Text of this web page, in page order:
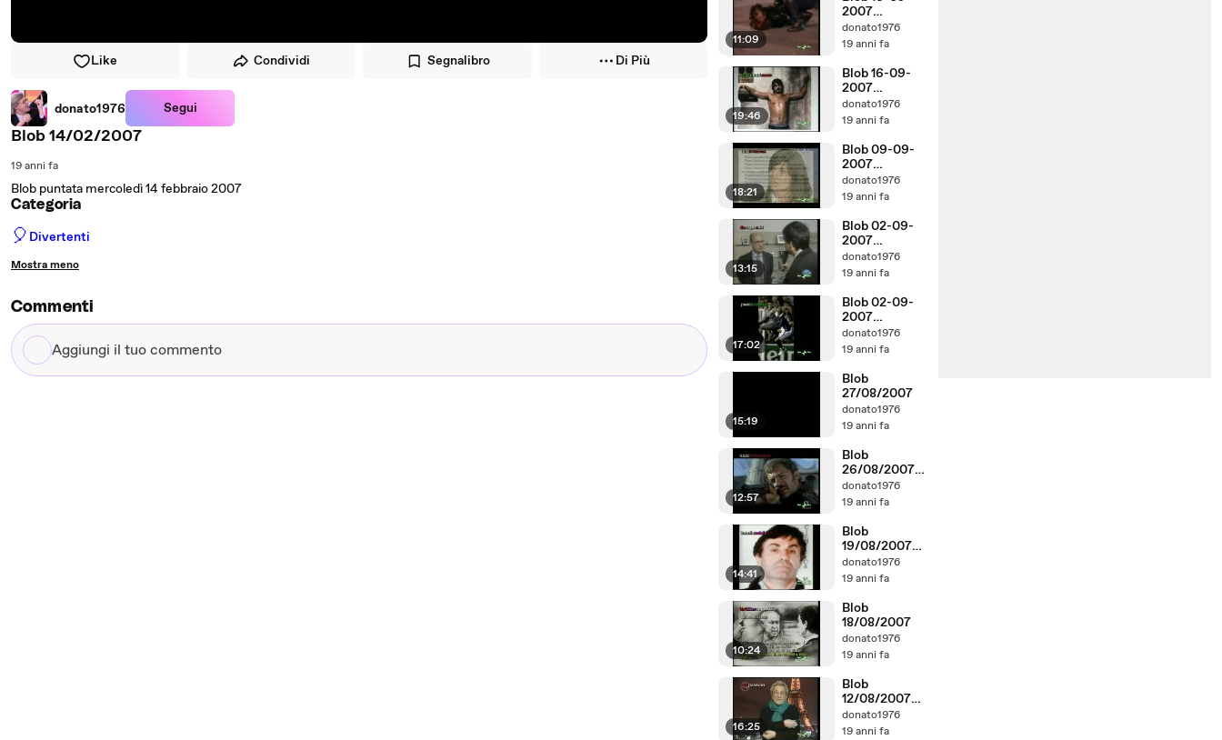
Like Condividi Segnalibro Di Più
donato1976 Segui
Blob 14/02/2007
19 anni fa
Blob puntata mercoledì 14 febbraio 2007
Categoria
🎈 Divertenti
Mostra meno
Commenti
Aggiungi
il
11:09
2007
parte1di2
donato1976
19 anni fa
19:46
Blob 16-09-
2007
parte2di2
donato1976
19 anni fa
18:21
Blob 09-09-
2007
parte2di2
donato1976
19 anni fa
13:15
Blob 02-09-
2007
parte1di2
donato1976
19 anni fa
17:02
Blob 02-09-
2007
parte2di2
donato1976
19 anni fa
15:19
Blob
27/08/2007
donato1976
19 anni fa
12:57
Blob
26/08/2007
parte2
donato1976
19 anni fa
14:41
Blob
19/08/2007
parte2
donato1976
19 anni fa
10:24
Blob
18/08/2007
donato1976
19 anni fa
16:25
Blob
12/08/2007
parte1
donato1976
19 anni fa